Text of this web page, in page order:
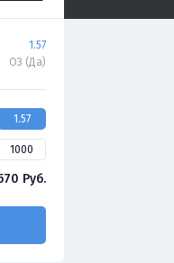
1.57
ОЗ (Да)
1.57
Руб.